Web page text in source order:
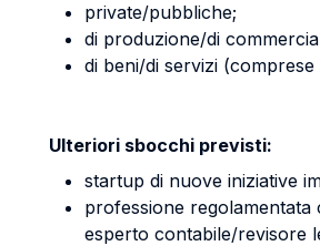
private/pubbliche;
di produzione/di
di beni/di servizi
Ulteriori sbocchi previsti:
startup di nuove iniziative
professione
esperto contabile/revisore